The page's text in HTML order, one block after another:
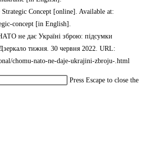
Concept [online]. Available at:
concept [in English].
не дає Україні зброю: підсумки
тижня. 30 червня 2022. URL:
chomu-nato-ne-daje-ukrajini-zbroju-.html
Press Escape to close the